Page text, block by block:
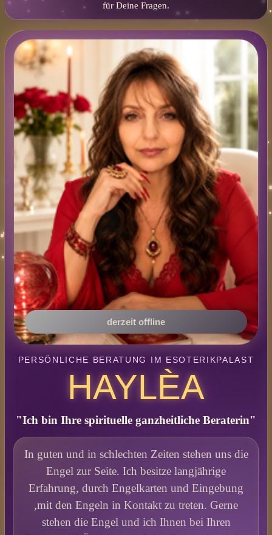
für Deine Fragen.
derzeit offline
PERSÖNLICHE BERATUNG IM ESOTERIKPALAST
HAYLÈA
"Ich bin Ihre spirituelle ganzheitliche Beraterin"
In guten und in schlechten Zeiten stehen uns die
Engel zur Seite. Ich besitze langjährige
Erfahrung, durch Engelkarten und Eingebung
,mit den Engeln in Kontakt zu treten. Gerne
stehen die Engel und ich Ihnen bei Ihren